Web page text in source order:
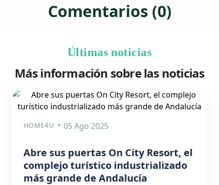
Comentarios (0)
Últimas noticias
Más información sobre las noticias
HOME4U 05 Ago 2025
Abre sus puertas On City Resort, el
complejo turístico industrializado
más grande de Andalucía